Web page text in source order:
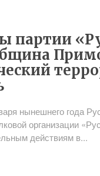
партии
нынешнего года
организации
действиям в...